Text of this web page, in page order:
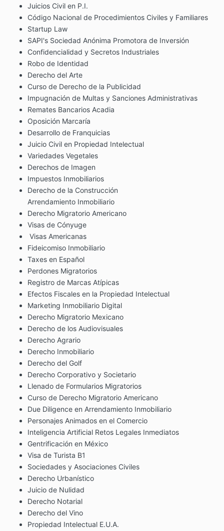
Juicios Civil en P.I.
Código Nacional de Procedimientos Civiles y Familiares
Startup Law
SAPI's Sociedad Anónima Promotora de Inversión
Confidencialidad y Secretos Industriales
Robo de Identidad
Derecho del Arte
Curso de Derecho de la Publicidad
Impugnación de Multas y Sanciones Administrativas
Remates Bancarios Acadia
Oposición Marcaría
Desarrollo de Franquicias
Juicio Civil en Propiedad Intelectual
Variedades Vegetales
Derechos de Imagen
Impuestos Inmobiliarios
Derecho de la Construcción
Arrendamiento Inmobiliario
Derecho Migratorio Americano
Visas de Cónyuge
Visas Americanas
Fideicomiso Inmobiliario
Taxes en Español
Perdones Migratorios
Registro de Marcas Atípicas
Efectos Fiscales en la Propiedad Intelectual
Marketing Inmobiliario Digital
Derecho Migratorio Mexicano
Derecho de los Audiovisuales
Derecho Agrario
Derecho Inmobiliario
Derecho del Golf
Derecho Corporativo y Societario
Llenado de Formularios Migratorios
Curso de Derecho Migratorio Americano
Due Diligence en Arrendamiento Inmobiliario
Personajes Animados en el Comercio
Inteligencia Artificial Retos Legales Inmediatos
Gentrificación en México
Visa de Turista B1
Sociedades y Asociaciones Civiles
Derecho Urbanístico
Juicio de Nulidad
Derecho Notarial
Derecho del Vino
Propiedad Intelectual E.U.A.